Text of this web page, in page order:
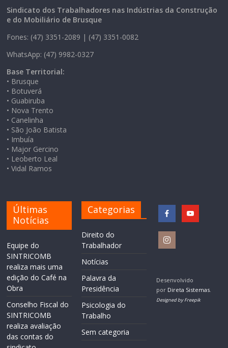
Sindicato dos Trabalhadores nas Indústrias da Construção
e do Mobiliário de Brusque
Fones: (47) 3351-2089 | (47) 3351-0082
WhatsApp: (47) 9982-0327
Base Territorial:
• Brusque
• Botuverá
• Guabiruba
• Nova Trento
• Canelinha
• São João Batista
• Imbuía
• Major Gercino
• Leoberto Leal
• Vidal Ramos
Últimas
Notícias
Equipe do
SINTRICOMB
realiza mais uma
edição do Café na
Obra
Conselho Fiscal do
SINTRICOMB
realiza avaliação
das contas do
Categorias
Direito do
Trabalhador
Notícias
Palavra da
Presidência
Psicologia do
Trabalho
Sem categoria
Desenvolvido
por Direta Sistemas.
Designed by Freepik